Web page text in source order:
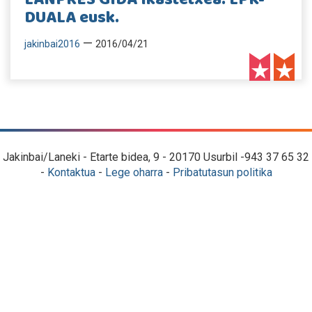
DUALA eusk.
jakinbai2016 — 2016/04/21
Jakinbai/Laneki - Etarte bidea, 9 - 20170 Usurbil -943 37 65 32
- Kontaktua- Lege oharra- Pribatutasun politika